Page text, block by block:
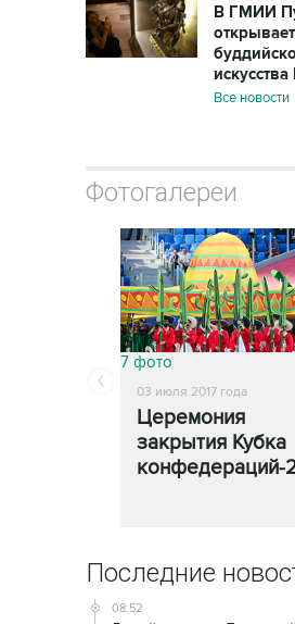
В ГМИИ
Все новости
Фотогалереи
7 фото
03 июля 2017 года
Церемония
закрытия Кубка
конфедераций-
Последние
08:52